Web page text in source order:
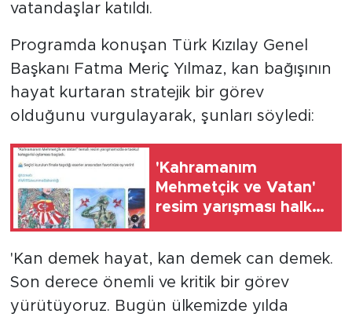
vatandaşlar katıldı.
Programda konuşan Türk Kızılay Genel
Başkanı Fatma Meriç Yılmaz, kan bağışının
hayat kurtaran stratejik bir görev
olduğunu vurgulayarak, şunları söyledi:
'Kahramanım
Mehmetçik ve Vatan'
resim yarışması halk
'Kan demek hayat, kan demek can demek.
Son derece önemli ve kritik bir görev
yürütüyoruz. Bugün ülkemizde yılda